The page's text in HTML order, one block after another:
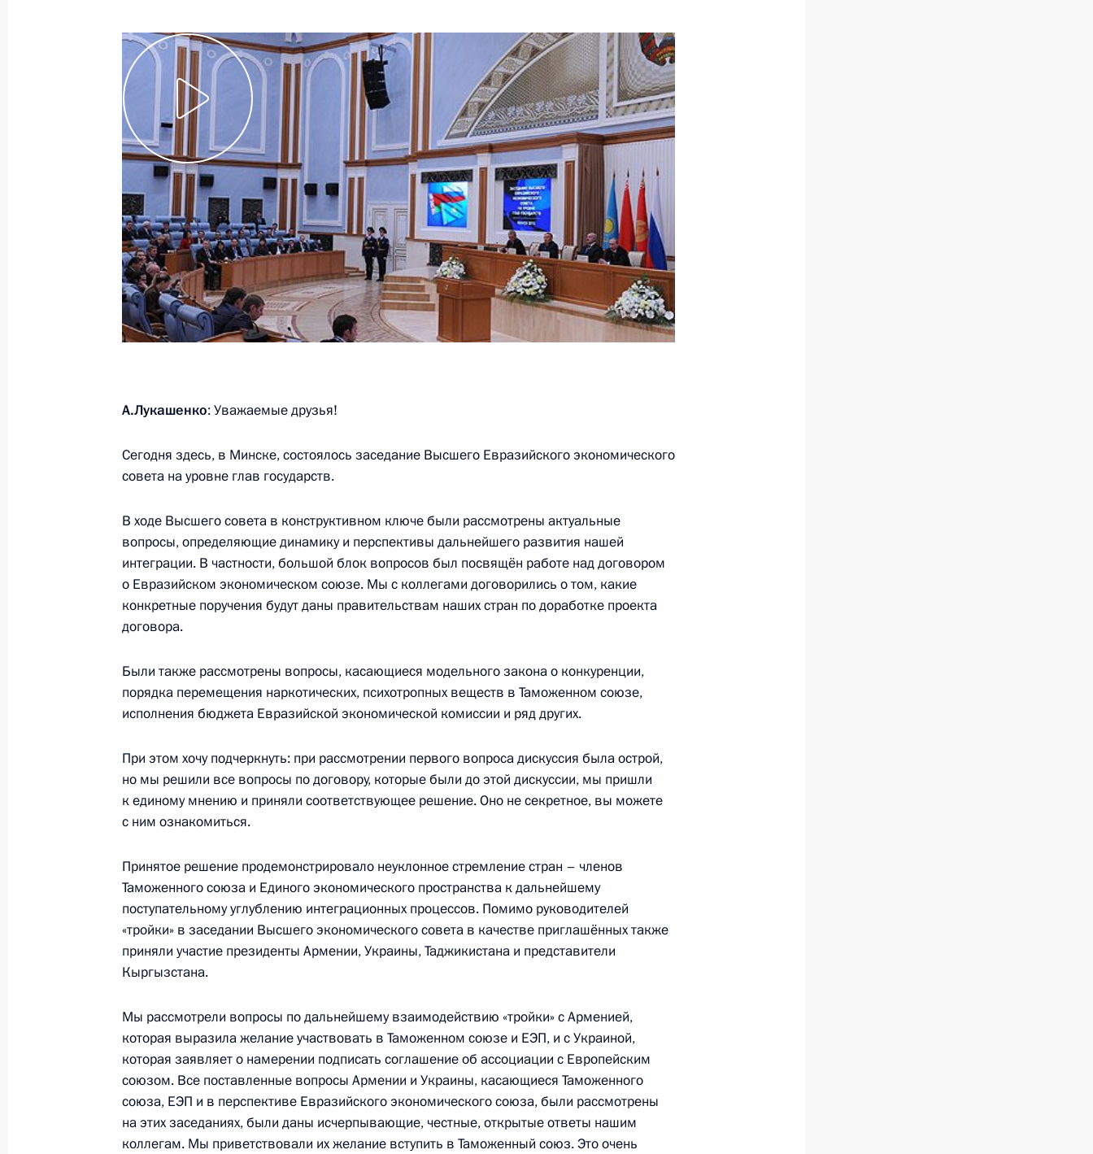
Показать следующие материалы
Рабочая встреча с Михаилом Менем
1 ноября 2013 года, 15:35 Московская область, Ново-Огарёво
3 8м
31 октября 2013 года, четверг
Встреча с победителями II Всемирных игр боевых искусств
31 октября 2013 года, 17:15 Московская область, Ново-Огарёво
6
31 октября 2013 года, 16:00 Московская область, Ново-Огарёво
30 октября 2013 года, среда
Встреча с Президентом Сербии Томиславом Николичем
30 октября 2013 года, 19:10 Москва, Кремль
Заседание Совета по противодействию коррупции
29 октября 2013 года, вторник
Встреча с Генри Киссинджером
29 октября 2013 года, 20:00 Москва, Кремль
29 октября 2013 года, 18:00 Москва, Кремль
Заявления для прессы по итогам российско-эквадорских
переговоров
29 октября 2013 года, 16:30 Москва, Кремль
Российско-эквадорские переговоры
29 октября 2013 года, 15:45 Москва, Кремль
7
А.Лукашенко: Уважаемые друзья!
Сегодня здесь, в Минске, состоялось заседание Высшего Евразийского экономического
совета на уровне глав государств.
В ходе Высшего совета в конструктивном ключе были рассмотрены актуальные
вопросы, определяющие динамику и перспективы дальнейшего развития нашей
интеграции. В частности, большой блок вопросов был посвящён работе над договором
о Евразийском экономическом союзе. Мы с коллегами договорились о том, какие
конкретные поручения будут даны правительствам наших стран по доработке проекта
договора.
Были также рассмотрены вопросы, касающиеся модельного закона о конкуренции,
порядка перемещения наркотических, психотропных веществ в Таможенном союзе,
исполнения бюджета Евразийской экономической комиссии и ряд других.
При этом хочу подчеркнуть: при рассмотрении первого вопроса дискуссия была острой,
но мы решили все вопросы по договору, которые были до этой дискуссии, мы пришли
к единому мнению и приняли соответствующее решение. Оно не секретное, вы можете
с ним ознакомиться.
Принятое решение продемонстрировало неуклонное стремление стран – членов
Таможенного союза и Единого экономического пространства к дальнейшему
поступательному углублению интеграционных процессов. Помимо руководителей
«тройки» в заседании Высшего экономического совета в качестве приглашённых также
приняли участие президенты Армении, Украины, Таджикистана и представители
Кыргызстана.
Мы рассмотрели вопросы по дальнейшему взаимодействию «тройки» с Арменией,
которая выразила желание участвовать в Таможенном союзе и ЕЭП, и с Украиной,
которая заявляет о намерении подписать соглашение об ассоциации с Европейским
союзом. Все поставленные вопросы Армении и Украины, касающиеся Таможенного
союза, ЕЭП и в перспективе Евразийского экономического союза, были рассмотрены
на этих заседаниях, были даны исчерпывающие, честные, открытые ответы нашим
коллегам. Мы приветствовали их желание вступить в Таможенный союз. Это очень